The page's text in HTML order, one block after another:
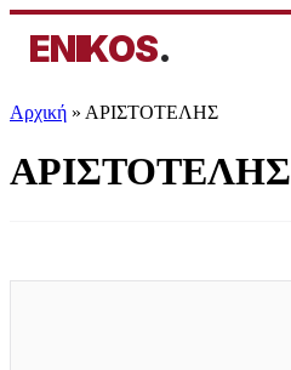
ENIKOS.
Αρχική » ΑΡΙΣΤΟΤΕΛΗΣ
ΑΡΙΣΤΟΤΕΛΗΣ